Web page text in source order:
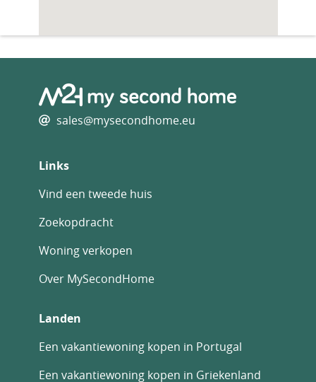
sales@mysecondhome.eu
Links
Vind een tweede huis
Zoekopdracht
Woning verkopen
Over MySecondHome
Landen
Een vakantiewoning kopen in Portugal
Een vakantiewoning kopen in Griekenland